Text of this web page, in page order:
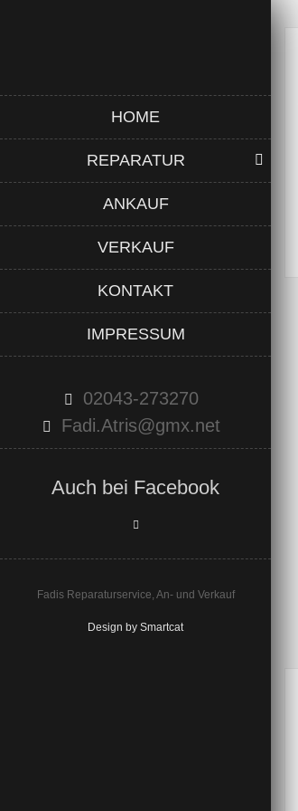
HOME
REPARATUR
ANKAUF
VERKAUF
KONTAKT
IMPRESSUM
02043-273270
Fadi.Atris@gmx.net
Auch bei Facebook
Fadis Reparaturservice, An- und Verkauf
Design by Smartcat